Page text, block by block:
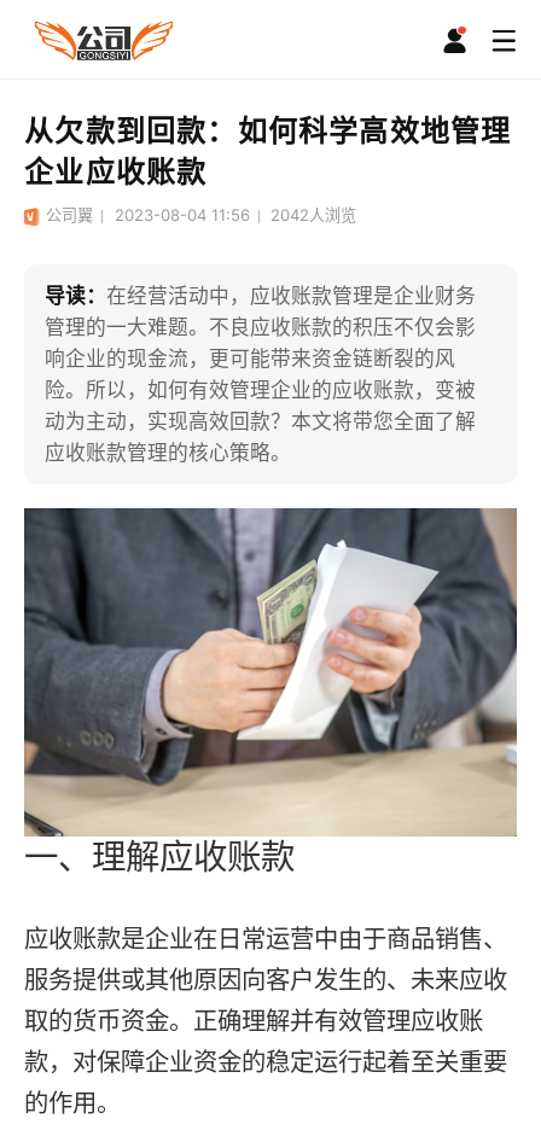
从欠款到回款：如何科学高效地管理
企业应收账款
公司翼 2023-08-04 11:56 2042人浏览
导读：在经营活动中，应收账款管理是企业财务
管理的一大难题。不良应收账款的积压不仅会影
响企业的现金流，更可能带来资金链断裂的风
险。所以，如何有效管理企业的应收账款，变被
动为主动，实现高效回款？本文将带您全面了解
应收账款管理的核心策略。
一、理解应收账款
应收账款是企业在日常运营中由于商品销售、
服务提供或其他原因向客户发生的、未来应收
取的货币资金。正确理解并有效管理应收账
款，对保障企业资金的稳定运行起着至关重要
的作用。